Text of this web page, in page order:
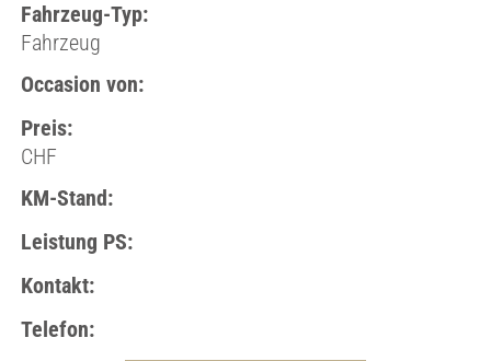
Fahrzeug-Typ:
Fahrzeug
Occasion von:
Preis:
CHF
KM-Stand:
Leistung PS:
Kontakt:
Telefon: